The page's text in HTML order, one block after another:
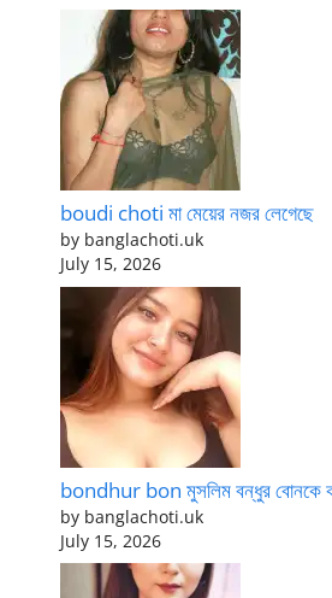
boudi choti মা মেয়ের নজর লেগেছে
by banglachoti.uk
July 15, 2026
bondhur bon মুসলিম বন্ধুর বোনকে
by banglachoti.uk
July 15, 2026